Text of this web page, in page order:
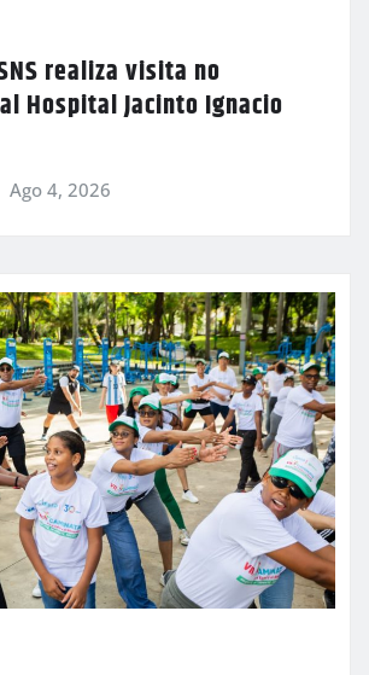
realiza visita no
Hospital Jacinto Ignacio
Ago 4, 2026